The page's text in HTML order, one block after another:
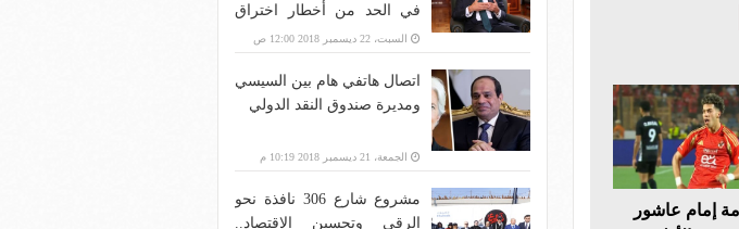
إمام عاشور
في الحد من أخطار اختراق
بنية الاتصالات؟
السبت، 22 ديسمبر 2018 12:00 ص
اتصال هاتفي هام بين السيسي
ومديرة صندوق النقد الدولي
الجمعة، 21 ديسمبر 2018 10:19 م
مشروع شارع 306 نافذة نحو
الرقي وتحسين الاقتصاد..